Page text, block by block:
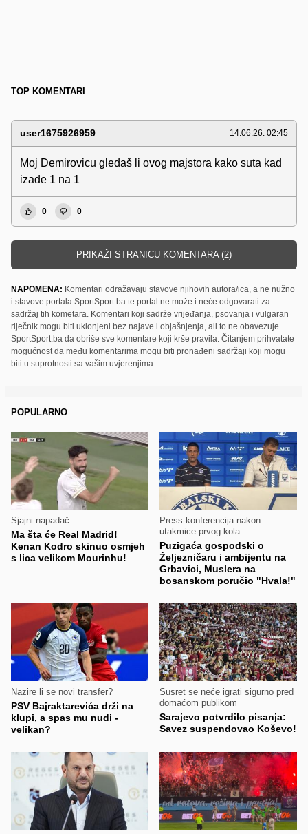
TOP KOMENTARI
user1675926959 14.06.26. 02:45
Moj Demirovicu gledaš li ovog majstora kako suta kad
izađe 1 na 1
0 0
PRIKAŽI STRANICU KOMENTARA (2)
NAPOMENA: Komentari odražavaju stavove njihovih autora/ica, a ne nužno
i stavove portala SportSport.ba te portal ne može i neće odgovarati za
sadržaj tih kometara. Komentari koji sadrže vrijeđanja, psovanja i vulgaran
riječnik mogu biti uklonjeni bez najave i objašnjenja, ali to ne obavezuje
SportSport.ba da obriše sve komentare koji krše pravila. Čitanjem prihvatate
mogućnost da među komentarima mogu biti pronađeni sadržaji koji mogu
biti u suprotnosti sa vašim uvjerenjima.
POPULARNO
Sjajni napadač
Ma šta će Real Madrid!
Kenan Kodro skinuo osmjeh
s lica velikom Mourinhu!
Press-konferencija nakon
utakmice prvog kola
Puzigaća gospodski o
Željezničaru i ambijentu na
Grbavici, Muslera na
bosanskom poručio "Hvala!"
Nazire li se novi transfer?
PSV Bajraktarevića drži na
klupi, a spas mu nudi -
velikan?
Susret se neće igrati sigurno pred
domaćom publikom
Sarajevo potvrdilo pisanja:
Savez suspendovao Koševo!